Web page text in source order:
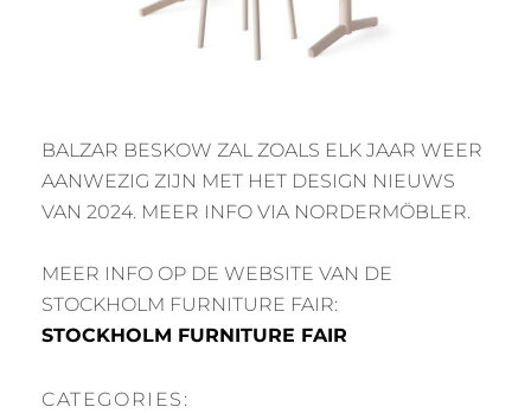
BALZAR BESKOW ZAL ZOALS ELK JAAR WEER
AANWEZIG ZIJN MET HET DESIGN NIEUWS
VAN 2024. MEER INFO VIA NORDERMÖBLER.
MEER INFO OP DE WEBSITE VAN DE
STOCKHOLM FURNITURE FAIR:
STOCKHOLM FURNITURE FAIR
CATEGORIES: